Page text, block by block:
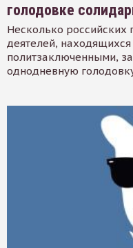
голодовке
Несколько
деятелей,
политзаключенными,
однодневную